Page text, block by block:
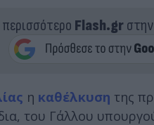
περισσότερο Flash.gr
η καθέλκυση της
του Γάλλου